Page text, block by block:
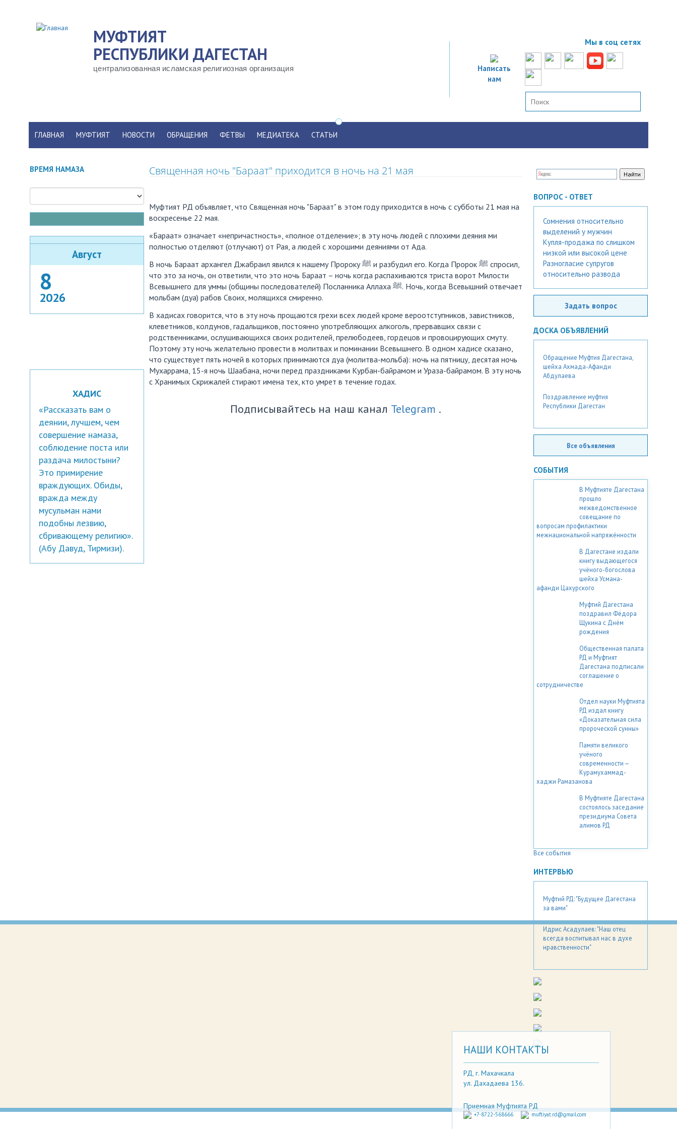
МУФТИЯТ
РЕСПУБЛИКИ ДАГЕСТАН
централизованная исламская религиозная организация
Написать
нам
Мы в соц сетях
ГЛАВНАЯ МУФТИЯТ НОВОСТИ ОБРАЩЕНИЯ ФЕТВЫ МЕДИАТЕКА СТАТЬИ
Священная ночь "Бараат" приходится в ночь на 21 мая
Муфтият РД объявляет, что Священная ночь "Бараат" в этом году приходится в ночь с субботы 21 мая на
воскресенье 22 мая.
«Бараат» означает «непричастность», «полное отделение»; в эту ночь людей с плохими деяния ми
полностью отделяют (отлучают) от Рая, а людей с хорошими деяниями от Ада.
В ночь Бараат архангел Джабраил явился к нашему Пророку ﷺ и разбудил его. Когда Пророк ﷺ спросил,
что это за ночь, он ответили, что это ночь Бараат – ночь когда распахиваются триста ворот Милости
Всевышнего для уммы (общины последователей) Посланника Аллаха ﷺ. Ночь, когда Всевышний отвечает
мольбам (дуа) рабов Своих, молящихся смиренно.
В хадисах говорится, что в эту ночь прощаются грехи всех людей кроме вероотступников, завистников,
клеветников, колдунов, гадальщиков, постоянно употребляющих алкоголь, прервавших связи с
родственниками, ослушивающихся своих родителей, прелюбодеев, гордецов и провоцирующих смуту.
Поэтому эту ночь желательно провести в молитвах и поминании Всевышнего. В одном хадисе сказано,
что существует пять ночей в которых принимаются дуа (молитва-мольба): ночь на пятницу, десятая ночь
Мухаррама, 15-я ночь Шаабана, ночи перед праздниками Курбан-байрамом и Ураза-байрамом. В эту ночь
с Хранимых Скрижалей стирают имена тех, кто умрет в течение годах.
Подписывайтесь на наш канал Telegram .
ВРЕМЯ НАМАЗА
Август
8
2026
ХАДИС
«Рассказать вам о
деянии, лучшем, чем
совершение намаза,
соблюдение поста или
раздача милостыни?
Это примирение
враждующих. Обиды,
вражда между
мусульман нами
подобны лезвию,
сбривающему религию».
(Абу Давуд, Тирмизи).
ВОПРОС - ОТВЕТ
Сомнения относительно
выделений у мужчин
Купля-продажа по слишком
низкой или высокой цене
Разногласие супругов
относительно развода
Задать вопрос
ДОСКА ОБЪЯВЛЕНИЙ
Обращение Муфтия Дагестана,
шейха Ахмада-Афанди
Абдулаева
Поздравление муфтия
Республики Дагестан
Все объявления
СОБЫТИЯ
В Муфтияте Дагестана
прошло
межведомственное
совещание по
вопросам профилактики
межнациональной напряжённости
В Дагестане издали
книгу выдающегося
учёного-богослова
шейха Усмана-
афанди Цахурского
Муфтий Дагестана
поздравил Фёдора
Щукина с Днём
рождения
Общественная палата
РД и Муфтият
Дагестана подписали
соглашение о
сотрудничестве
Отдел науки Муфтията
РД издал книгу
«Доказательная сила
пророческой сунны»
Памяти великого
учёного
современности —
Курамухаммад-
хаджи Рамазанова
В Муфтияте Дагестана
состоялось заседание
президиума Совета
алимов РД
Все события
ИНТЕРВЬЮ
Муфтий РД: "Будущее Дагестана
за вами"
Идрис Асадулаев: "Наш отец
всегда воспитывал нас в духе
нравственности"
НАШИ КОНТАКТЫ
РД, г. Махачкала
ул. Дахадаева 136.
Приемная Муфтията РД
+7-8722-568666 muftiyat.rd@gmail.com